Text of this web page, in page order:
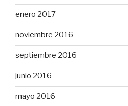
enero 2017
noviembre 2016
septiembre 2016
junio 2016
mayo 2016